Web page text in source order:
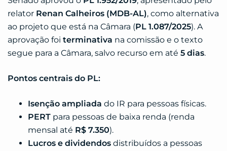
relator Renan Calheiros (MDB-AL), como alternativa
ao projeto que está na Câmara (PL 1.087/2025). A
aprovação foi terminativa na comissão e o texto
segue para a Câmara, salvo recurso em até 5 dias.
Pontos centrais do PL:
Isenção ampliada do IR para pessoas físicas.
PERT para pessoas de baixa renda (renda
mensal até R$ 7.350).
Lucros e dividendos distribuídos a pessoas